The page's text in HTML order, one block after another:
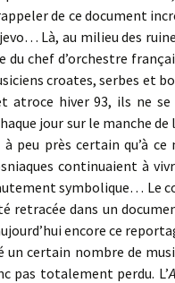
de ce document
Là, au milieu des
chef d’orchestre
croates, serbes et
hiver 93, ils ne
jour sur le manche de
peu près certain qu’à
continuaient à
symbolique… Le
retracée dans un
encore ce
certain nombre de
pas totalement perdu. L’